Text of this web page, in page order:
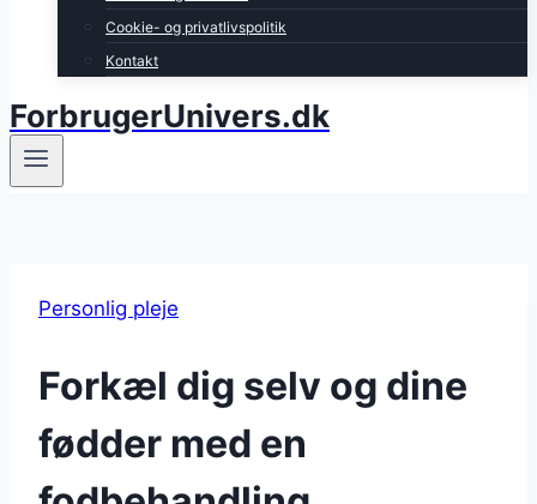
Cookie- og privatlivspolitik
Kontakt
ForbrugerUnivers.dk
Personlig pleje
Forkæl dig selv og dine
fødder med en